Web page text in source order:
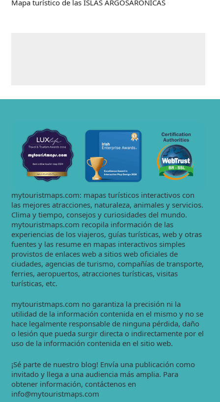
Mapa turístico de las ISLAS ARGOSARONICAS
mytouristmaps.com: mapas turísticos interactivos con
las mejores atracciones, naturaleza, animales y servicios.
Clima y tiempo, consejos y curiosidades del mundo.
mytouristmaps.com recopila información de las
experiencias de los viajeros, guías turísticas, web y otras
fuentes y las resume en mapas interactivos simples
provistos de enlaces web a sitios web oficiales de
ciudades, agencias de turismo, compañías de transporte,
ferries, aeropuertos, atracciones turísticas, visitas
turísticas, etc.
mytouristmaps.com no garantiza la precisión ni la
utilidad de la información contenida en el mismo y no se
hace legalmente responsable de ninguna pérdida, daño
o lesión que pueda surgir directa o indirectamente por el
uso de la información contenida en el sitio web.
¡Sé parte de nuestro blog! Envía una publicación como
invitado y llega a una audiencia más amplia. Para
obtener información, contáctenos en
info@mytouristmaps.com